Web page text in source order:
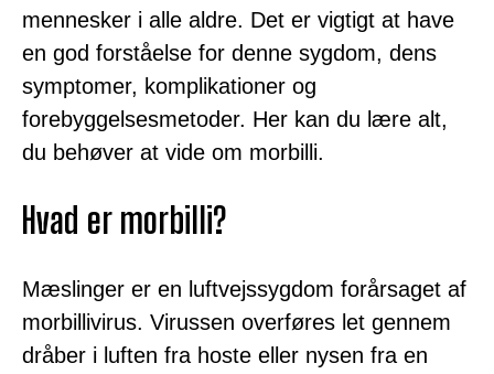
mennesker i alle aldre. Det er vigtigt at have
en god forståelse for denne sygdom, dens
symptomer, komplikationer og
forebyggelsesmetoder. Her kan du lære alt,
du behøver at vide om morbilli.
Hvad er morbilli?
Mæslinger er en luftvejssygdom forårsaget af
morbillivirus. Virussen overføres let gennem
dråber i luften fra hoste eller nysen fra en